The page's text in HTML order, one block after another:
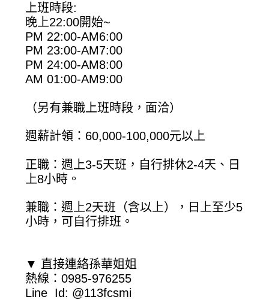
上班時段:
晚上22:00開始~
PM 22:00-AM6:00
PM 23:00-AM7:00
PM 24:00-AM8:00
AM 01:00-AM9:00
（另有兼職上班時段，面洽）
週薪計領：60,000-100,000元以上
正職：週上3-5天班，自行排休2-4天、日
上8小時。
兼職：週上2天班（含以上），日上至少5
小時，可自行排班。
▼ 直接連絡孫華姐姐
熱線：0985-976255
Line Id: @113fcsmi